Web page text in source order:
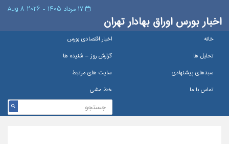
اخبار بورس اوراق بهادار تهران
خانه
اخبار اقتصادی بورس
تحلیل ها
گزارش روز – شنيده ها
سبدهای پیشنهادی
سایت های مرتبط
تماس با ما
خط مشی